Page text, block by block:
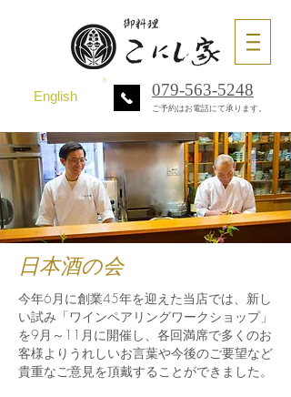
English 079-563-5248
ご予約はお電話にて承ります。
日本酒の会
今年6月に創業45年を迎えた当店では、新し
い試み「ワインペアリングワークショップ」
を9月～11月に開催し、各回満席で多くのお
客様よりうれしいお言葉や今後のご要望など
貴重なご意見を頂戴することができました。